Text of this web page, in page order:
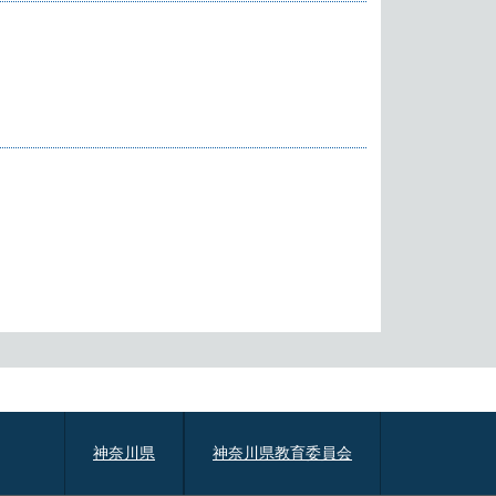
神奈川県 神奈川県教育委員会